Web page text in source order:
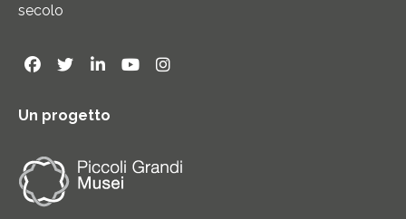
secolo
Un progetto